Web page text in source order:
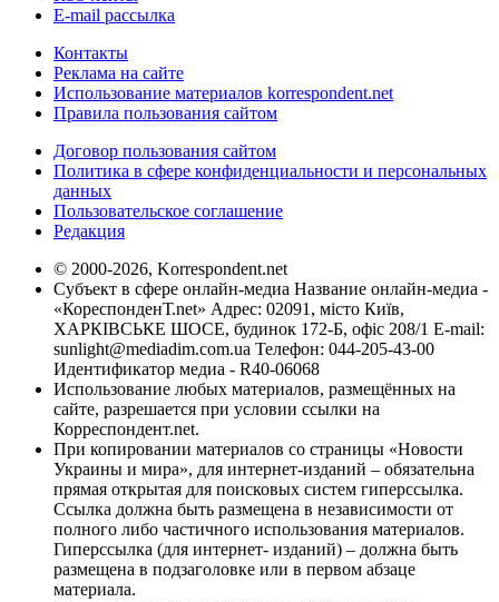
E-mail рассылка
Контакты
Реклама на сайте
Использование материалов korrespondent.net
Правила пользования сайтом
Договор пользования сайтом
Политика в сфере конфиденциальности и персональных
данных
Пользовательское соглашение
Редакция
© 2000-2026, Korrespondent.net
Субъект в сфере онлайн-медиа Название онлайн-медиа -
«КореспонденТ.net» Адрес: 02091, місто Київ,
ХАРКІВСЬКЕ ШОСЕ, будинок 172-Б, офіс 208/1 E-mail:
sunlight@mediadim.com.ua Телефон: 044-205-43-00
Идентификатор медиа - R40-06068
Использование любых материалов, размещённых на
сайте, разрешается при условии ссылки на
Корреспондент.net.
При копировании материалов со страницы «Новости
Украины и мира», для интернет-изданий – обязательна
прямая открытая для поисковых систем гиперссылка.
Ссылка должна быть размещена в независимости от
полного либо частичного использования материалов.
Гиперссылка (для интернет- изданий) – должна быть
размещена в подзаголовке или в первом абзаце
материала.